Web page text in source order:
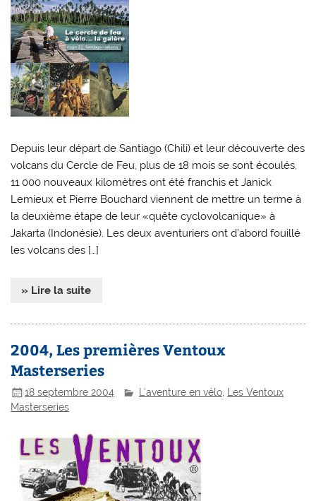
Depuis leur départ de Santiago (Chili) et leur découverte des
volcans du Cercle de Feu, plus de 18 mois se sont écoulés,
11 000 nouveaux kilomètres ont été franchis et Janick
Lemieux et Pierre Bouchard viennent de mettre un terme à
la deuxième étape de leur «quête cyclovolcanique» à
Jakarta (Indonésie). Les deux aventuriers ont d’abord fouillé
les volcans des […]
» Lire la suite
2004, Les premières Ventoux
Masterseries
18 septembre 2004 L'aventure en vélo
Les Ventoux
Masterseries